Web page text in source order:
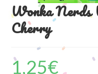
Wonka
Cherry
1,25€